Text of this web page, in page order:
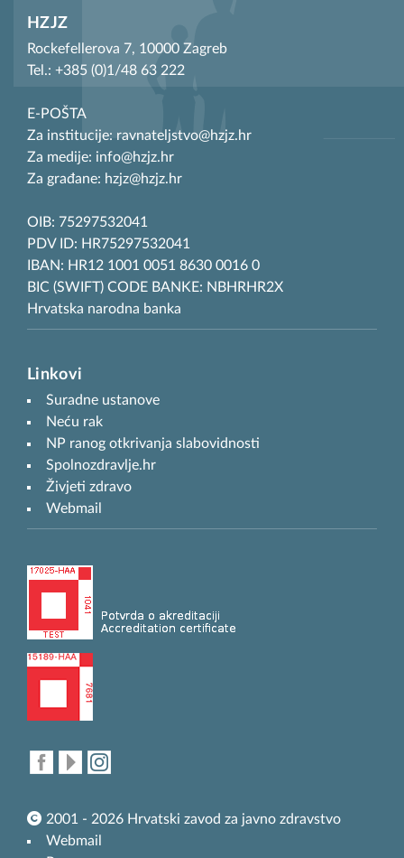
HZJZ
Rockefellerova 7, 10000 Zagreb
Tel.: +385 (0)1/48 63 222
E-POŠTA
Za institucije: ravnateljstvo@hzjz.hr
Za medije: info@hzjz.hr
Za građane: hzjz@hzjz.hr
OIB: 75297532041
PDV ID: HR75297532041
IBAN: HR12 1001 0051 8630 0016 0
BIC (SWIFT) CODE BANKE: NBHRHR2X
Hrvatska narodna banka
Linkovi
Suradne ustanove
Neću rak
NP ranog otkrivanja slabovidnosti
Spolnozdravlje.hr
Živjeti zdravo
Webmail
2001 - 2026 Hrvatski zavod za javno zdravstvo
Webmail